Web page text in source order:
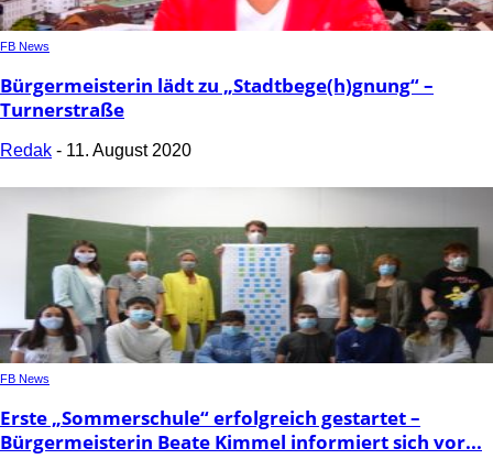
FB News
Bürgermeisterin lädt zu „Stadtbege(h)gnung“ –
Turnerstraße
Redak - 11. August 2020
FB News
Erste „Sommerschule“ erfolgreich gestartet –
Bürgermeisterin Beate Kimmel informiert sich vor...